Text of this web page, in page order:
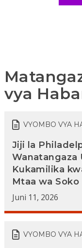
vya
VYOMBO VYA
Jiji la
Wanatangaza
Kukamilika
Mtaa wa Soko
Juni 11, 2026
VYOMBO VYA